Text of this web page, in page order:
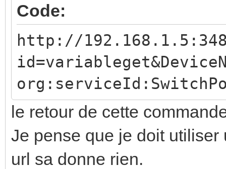
Code:
http://
le retour de cette
Je pense que je doit
url sa donne rien.